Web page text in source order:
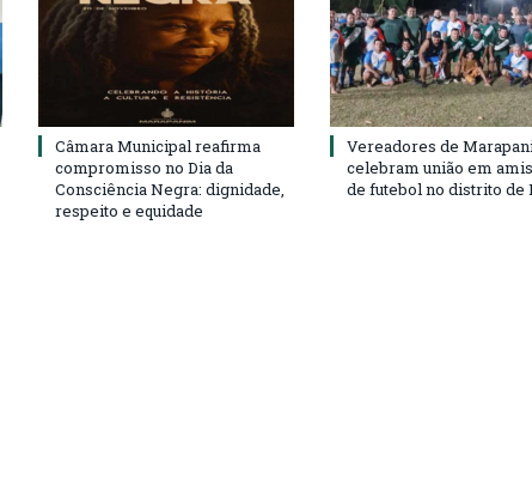
Câmara Municipal reafirma
compromisso no Dia da
Consciência Negra: dignidade,
respeito e equidade
Vereadores de
celebram união em
de futebol no distrito de